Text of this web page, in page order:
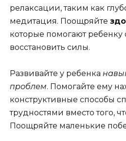
релаксации, таким как
медитация. Поощряйте
которые помогают ребенку
восстановить силы.
Развивайте у ребенка
проблем. Помогайте ему
конструктивные способы
трудностями вместо того,
Поощряйте маленькие